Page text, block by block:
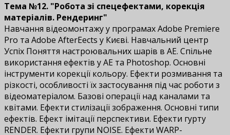
Тема №12. "Робота зі спецефектами, корекція
матеріалів. Рендеринг"
Навчання відеомонтажу у програмах Adobe Premiere
Pro та Adobe AfterEffects у Києві. Навчальний центр
Успіх Поняття настроювальних шарів в АЕ. Спільне
використання ефектів у AЕ та Photoshop. Основні
інструменти корекції кольору. Ефекти розмивання та
різкості, особливості їх застосування під час роботи з
відеоматеріалом. Базові операції над каналами та
квітами. Ефекти стилізації зображення. Основні типи
ефектів. Ефект імітації перспективи. Ефекти гурту
RENDER. Ефекти групи NOISE. Ефекти WARP-